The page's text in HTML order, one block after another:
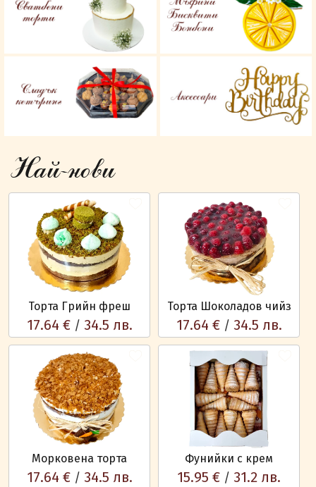
Най-нови
Торта Грийн фреш
17.64 € / 34.5 лв.
Торта Шоколадов чийз
17.64 € / 34.5 лв.
Морковена торта
17.64 € / 34.5 лв.
Фунийки с крем
15.95 € / 31.2 лв.